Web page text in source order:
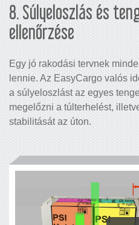
8. Súlyeloszlás és
ellenőrzése
Egy jó rakodási tervnek
lennie. Az EasyCargo valós
a súlyeloszlást az egyes
megelőzni a túlterhelést,
stabilitását az úton.